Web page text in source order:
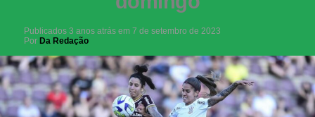
Publicados 3 anos atrás em 7 de setembro de 2023
Por Da Redação